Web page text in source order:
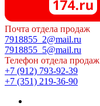
Почта отдела продаж
7918855_2@mail.ru
7918855_5@mail.ru
Телефон отдела продаж
+7 (912) 793-92-39
+7 (351) 219-36-90